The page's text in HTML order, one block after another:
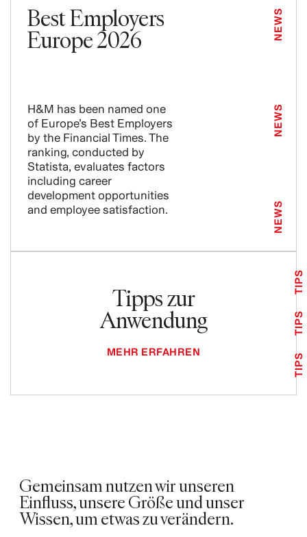
Best Employers
Europe 2026
H&M has been named one
of Europe’s Best Employers
by the Financial Times. The
ranking, conducted by
Statista, evaluates factors
including career
development opportunities
and employee satisfaction.
NEWS
NEWS
NEWS
Tipps zur
Anwendung
MEHR ERFAHREN
TIPS
TIPS
TIPS
Gemeinsam nutzen wir unseren
Einfluss, unsere Größe und unser
Wissen, um etwas zu verändern.